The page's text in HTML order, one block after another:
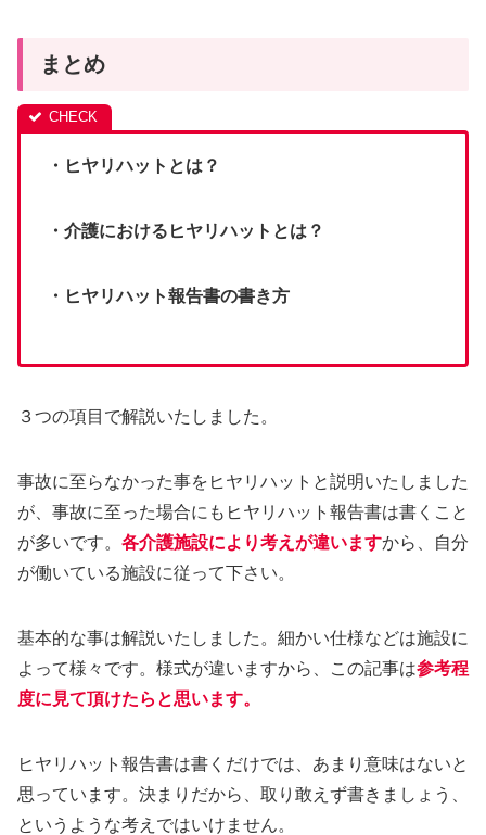
まとめ
・ヒヤリハットとは？
・介護におけるヒヤリハットとは？
・ヒヤリハット報告書の書き方
３つの項目で解説いたしました。
事故に至らなかった事をヒヤリハットと説明いたしました
が、事故に至った場合にもヒヤリハット報告書は書くこと
が多いです。 各介護施設により考えが違いますから、自分
が働いている施設に従って下さい。
基本的な事は解説いたしました。細かい仕様などは施設に
よって様々です。様式が違いますから、この記事は参考程
度に見て頂けたらと思います。
ヒヤリハット報告書は書くだけでは、あまり意味はないと
思っています。決まりだから、取り敢えず書きましょう、
というような考えではいけません。